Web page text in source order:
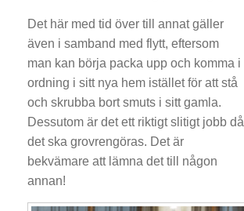
Det här med tid över till annat gäller
även i samband med flytt, eftersom
man kan börja packa upp och komma i
ordning i sitt nya hem istället för att stå
och skrubba bort smuts i sitt gamla.
Dessutom är det ett riktigt slitigt jobb då
det ska grovrengöras. Det är
bekvämare att lämna det till någon
annan!